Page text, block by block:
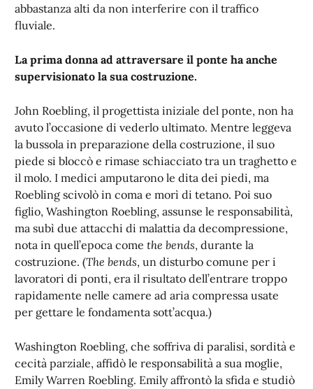
abbastanza alti da non interferire con il traffico
fluviale.
La prima donna ad attraversare il ponte ha anche
supervisionato la sua costruzione.
John Roebling, il progettista iniziale del ponte, non ha
avuto l’occasione di vederlo ultimato. Mentre leggeva
la bussola in preparazione della costruzione, il suo
piede si bloccò e rimase schiacciato tra un traghetto e
il molo. I medici amputarono le dita dei piedi, ma
Roebling scivolò in coma e morì di tetano. Poi suo
figlio, Washington Roebling, assunse le responsabilità,
ma subì due attacchi di malattia da decompressione,
nota in quell’epoca come the bends, durante la
costruzione. (The bends, un disturbo comune per i
lavoratori di ponti, era il risultato dell’entrare troppo
rapidamente nelle camere ad aria compressa usate
per gettare le fondamenta sott’acqua.)
Washington Roebling, che soffriva di paralisi, sordità e
cecità parziale, affidò le responsabilità a sua moglie,
Emily Warren Roebling. Emily affrontò la sfida e studiò